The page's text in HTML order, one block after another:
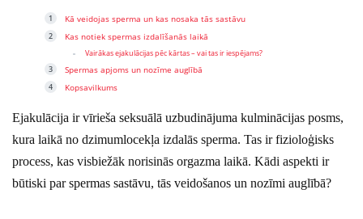
Kā veidojas sperma un kas nosaka tās sastāvu
Kas notiek spermas izdalīšanās laikā
Vairākas ejakulācijas pēc kārtas – vai tas ir iespējams?
Spermas apjoms un nozīme auglībā
Kopsavilkums
Ejakulācija ir vīrieša seksuālā uzbudinājuma kulminācijas posms,
kura laikā no dzimumlocekļa izdalās sperma. Tas ir fizioloģisks
process, kas visbiežāk norisinās orgazma laikā. Kādi aspekti ir
būtiski par spermas sastāvu, tās veidošanos un nozīmi auglībā?